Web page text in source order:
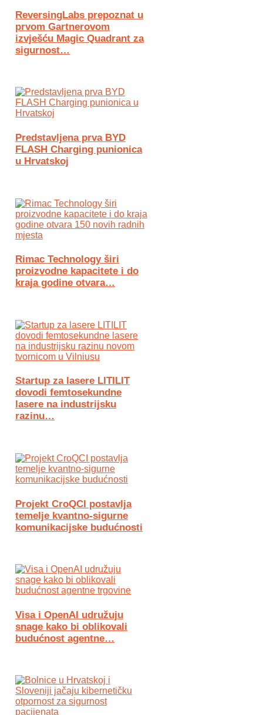
ReversingLabs prepoznat u
prvom Gartnerovom
izvješću Magic Quadrant za
sigurnost…
Predstavljena prva BYD
FLASH Charging punionica
u Hrvatskoj
Rimac Technology širi
proizvodne kapacitete i do
kraja godine otvara…
Startup za lasere LITILIT
dovodi femtosekundne
lasere na industrijsku
razinu…
Projekt CroQCI postavlja
temelje kvantno-sigurne
komunikacijske budućnosti
Visa i OpenAI udružuju
snage kako bi oblikovali
budućnost agentne…